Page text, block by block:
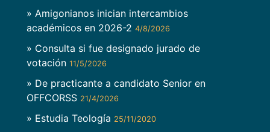
» Amigonianos inician intercambios
académicos en 2026-2 4/8/2026
» Consulta si fue designado jurado de
votación 11/5/2026
» De practicante a candidato Senior en
OFFCORSS 21/4/2026
» Estudia Teología 25/11/2020